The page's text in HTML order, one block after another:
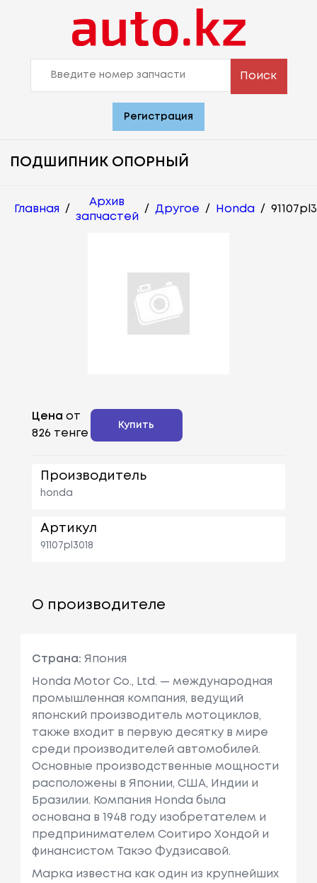
Поиск
Регистрация
ПОДШИПНИК ОПОРНЫЙ
Главная /
Архив
запчастей
/ Другое / Honda /
Цена от
826 тенге
Купить
Производитель
honda
Артикул
91107pl3018
О производителе
Страна: Япония
Honda Motor Co., Ltd. — международная
промышленная компания, ведущий
японский производитель мотоциклов,
также входит в первую десятку в мире
среди производителей автомобилей.
Основные производственные мощности
расположены в Японии, США, Индии и
Бразилии. Компания Honda была
основана в 1948 году изобретателем и
предпринимателем Соитиро Хондой и
финансистом Такэо Фудзисавой.
Марка известна как один из крупнейших